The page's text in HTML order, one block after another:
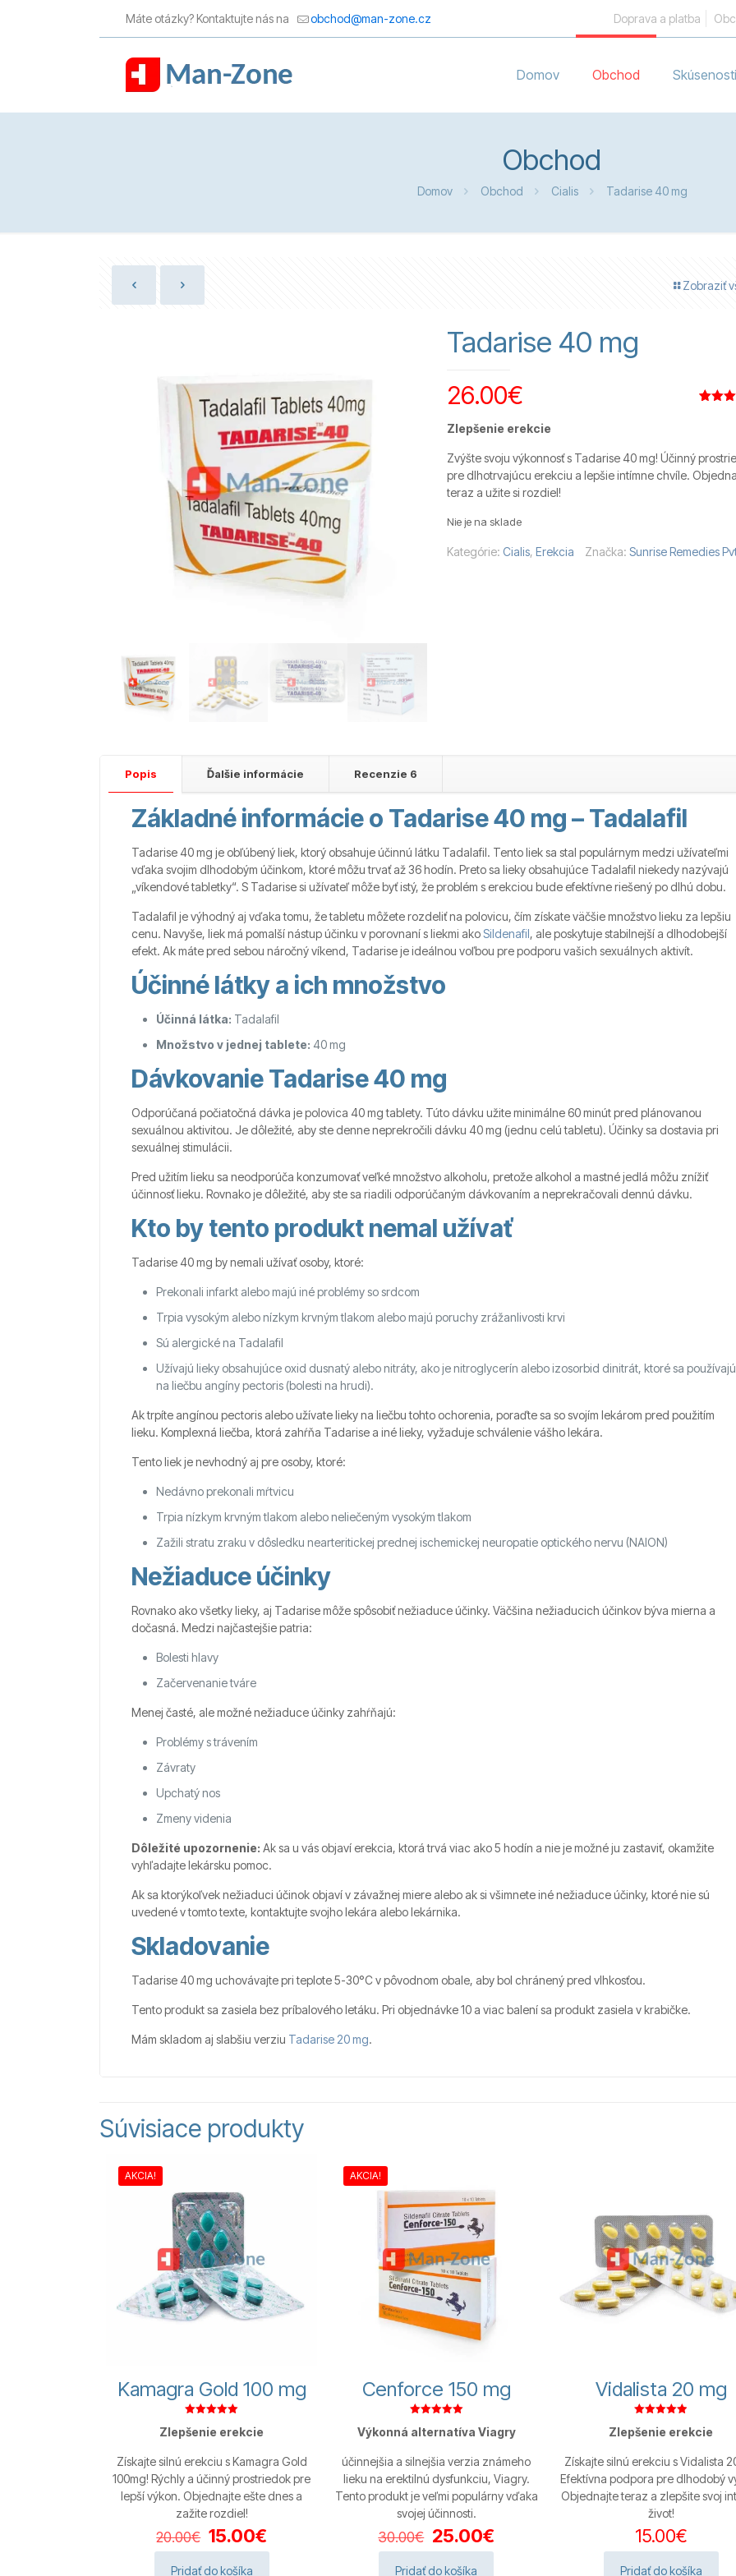
Máte otázky? Kontaktujte nás na obchod@man-zone.cz Doprava a platba
Domov Obchod Skúsenosti
Obchod
Domov Obchod Cialis Tadarise 40 mg
Zobraziť
Tadarise 40 mg
recenzií
26.00€
Zlepšenie erekcie
Zvýšte svoju výkonnosť s Tadarise 40 mg! Účinný
pre dlhotrvajúcu erekciu a lepšie intímne chvíle.
teraz a užite si rozdiel!
Nie je na sklade
Kategórie: Cialis, Erekcia Značka: Sunrise Remedies
Popis Ďalšie informácie Recenzie 6
Základné informácie o Tadarise 40 mg – Tadalafil
Tadarise 40 mg je obľúbený liek, ktorý obsahuje účinnú látku Tadalafil. Tento liek sa stal populárnym medzi užívateľmi
vďaka svojim dlhodobým účinkom, ktoré môžu trvať až 36 hodín. Preto sa lieky obsahujúce Tadalafil niekedy nazývajú
„víkendové tabletky“. S Tadarise si užívateľ môže byť istý, že problém s erekciou bude efektívne riešený po dlhú dobu.
Tadalafil je výhodný aj vďaka tomu, že tabletu môžete rozdeliť na polovicu, čím získate väčšie množstvo lieku za lepšiu
cenu. Navyše, liek má pomalší nástup účinku v porovnaní s liekmi akoSildenafil, ale poskytuje stabilnejší a dlhodobejší
efekt. Ak máte pred sebou náročný víkend, Tadarise je ideálnou voľbou pre podporu vašich sexuálnych aktivít.
Účinné látky a ich množstvo
Účinná látka: Tadalafil
Množstvo v jednej tablete: 40 mg
Dávkovanie Tadarise 40 mg
Odporúčaná počiatočná dávka je polovica 40 mg tablety. Túto dávku užite minimálne 60 minút pred plánovanou
sexuálnou aktivitou. Je dôležité, aby ste denne neprekročili dávku 40 mg (jednu celú tabletu). Účinky sa dostavia pri
sexuálnej stimulácii.
Pred užitím lieku sa neodporúča konzumovať veľké množstvo alkoholu, pretože alkohol a mastné jedlá môžu znížiť
účinnosť lieku. Rovnako je dôležité, aby ste sa riadili odporúčaným dávkovaním a neprekračovali dennú dávku.
Kto by tento produkt nemal užívať
Tadarise 40 mg by nemali užívať osoby, ktoré:
Prekonali infarkt alebo majú iné problémy so srdcom
Trpia vysokým alebo nízkym krvným tlakom alebo majú poruchy zrážanlivosti krvi
Sú alergické na Tadalafil
Užívajú lieky obsahujúce oxid dusnatý alebo nitráty, ako je nitroglycerín alebo izosorbid dinitrát, ktoré sa používajú
na liečbu angíny pectoris (bolesti na hrudi).
Ak trpíte angínou pectoris alebo užívate lieky na liečbu tohto ochorenia, poraďte sa so svojím lekárom pred použitím
lieku. Komplexná liečba, ktorá zahŕňa Tadarise a iné lieky, vyžaduje schválenie vášho lekára.
Tento liek je nevhodný aj pre osoby, ktoré:
Nedávno prekonali mŕtvicu
Trpia nízkym krvným tlakom alebo neliečeným vysokým tlakom
Zažili stratu zraku v dôsledku nearteritickej prednej ischemickej neuropatie optického nervu (NAION)
Nežiaduce účinky
Rovnako ako všetky lieky, aj Tadarise môže spôsobiť nežiaduce účinky. Väčšina nežiaducich účinkov býva mierna a
dočasná. Medzi najčastejšie patria:
Bolesti hlavy
Začervenanie tváre
Menej časté, ale možné nežiaduce účinky zahŕňajú:
Problémy s trávením
Závraty
Upchatý nos
Zmeny videnia
Dôležité upozornenie: Ak sa u vás objaví erekcia, ktorá trvá viac ako 5 hodín a nie je možné ju zastaviť, okamžite
vyhľadajte lekársku pomoc.
Ak sa ktorýkoľvek nežiaduci účinok objaví v závažnej miere alebo ak si všimnete iné nežiaduce účinky, ktoré nie sú
uvedené v tomto texte, kontaktujte svojho lekára alebo lekárnika.
Skladovanie
Tadarise 40 mg uchovávajte pri teplote 5-30°C v pôvodnom obale, aby bol chránený pred vlhkosťou.
Tento produkt sa zasiela bez príbalového letáku. Pri objednávke 10 a viac balení sa produkt zasiela v krabičke.
Mám skladom aj slabšiu verziu Tadarise 20 mg.
Súvisiace produkty
AKCIA!
Kamagra Gold 100 mg
5.00
Zlepšenie erekcie
Získajte silnú erekciu s Kamagra Gold
100mg! Rýchly a účinný prostriedok pre
lepší výkon. Objednajte ešte dnes a
zažite rozdiel!
20.00€ Pôvodná
cena
bola:
15.00€
cena
Pridať do košíka
AKCIA!
Cenforce 150 mg
5.00
Výkonná alternatíva Viagry
účinnejšia a silnejšia verzia známeho
lieku na erektilnú dysfunkciu, Viagry.
Tento produkt je veľmi populárny vďaka
svojej účinnosti.
30.00€ Pôvodná
cena
bola:
25.00€
Pridať do košíka
Vidalista 20 mg
4.88
Zlepšenie erekcie
Získajte silnú erekciu s Vidalista
Efektívna podpora pre dlhodobý
Objednajte teraz a zlepšite svoj
život!
15.00€
Pridať do košíka